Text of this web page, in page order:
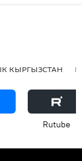
КЫРГЫЗСТАН
Rutube